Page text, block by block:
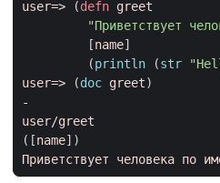
user=> (defn greet
"Приветствует
[name]
(println (str
user=>
(doc greet)
-
user/greet
([name])
Приветствует
человека по